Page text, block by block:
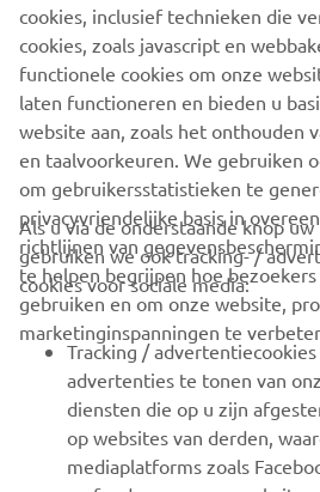
ONTDEK MEER
CORPORATE
VOOR BEDRIJVEN
MEER YAMAHA
ONDERSTEUNING
cookies, inclusief technieken die
cookies, zoals javascript en
functionele cookies om onze
laten functioneren en bieden u
website aan, zoals het onthouden
en taalvoorkeuren. We gebruiken
om gebruikersstatistieken te
privacyvriendelijke basis in
richtlijnen van
te helpen begrijpen hoe
gebruiken en om onze website,
marketinginspanningen te
Als u via de onderstaande knop
gebruiken we ook tracking- /
cookies voor sociale media:
Tracking /
advertenties te tonen van
diensten die op u zijn
op websites van derden,
mediaplatforms zoals